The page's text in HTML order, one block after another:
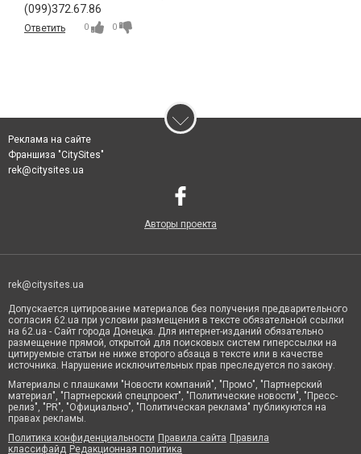
(099)372.67.86
Ответить 0 0
Реклама на сайте
Франшиза "CitySites"
rek@citysites.ua
Авторы проекта
rek@citysites.ua
Допускается цитирование материалов без получения предварительного
согласия 62.ua при условии размещения в тексте обязательной ссылки
на 62.ua - Сайт города Донецка. Для интернет-изданий обязательно
размещение прямой, открытой для поисковых систем гиперссылки на
цитируемые статьи не ниже второго абзаца в тексте или в качестве
источника. Нарушение исключительных прав преследуется по закону.
Материалы с плашками "Новости компаний", "Промо", "Партнерский
материал", "Партнерский спецпроект", "Политические новости", "Пресс-
релиз", "PR", "Официально", "Политическая реклама" публикуются на
правах рекламы.
Политика конфиденциальности Правила сайта Правила
классифайд Редакционная политика